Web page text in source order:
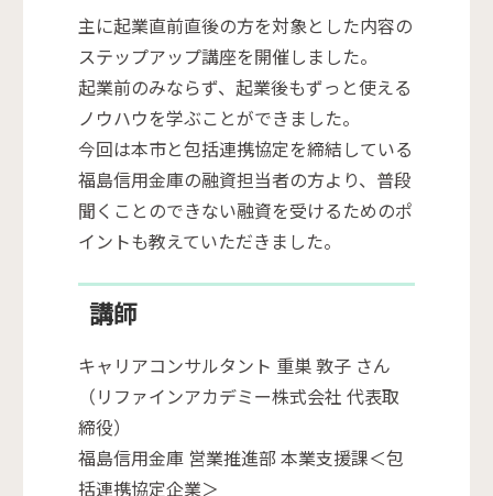
主に起業直前直後の方を対象とした内容の
ステップアップ講座を開催しました。
起業前のみならず、起業後もずっと使える
ノウハウを学ぶことができました。
今回は本市と包括連携協定を締結している
福島信用金庫の融資担当者の方より、普段
聞くことのできない融資を受けるためのポ
イントも教えていただきました。
講師
キャリアコンサルタント 重巣 敦子 さん
（リファインアカデミー株式会社 代表取
締役）
福島信用金庫 営業推進部 本業支援課＜包
括連携協定企業＞